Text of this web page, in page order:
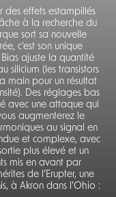
des effets estampillés
à la recherche du
sort sa nouvelle
c’est son unique
ajuste la quantité
silicium (les transistors
main pour un résultat
Des réglages bas
avec une attaque qui
augmenterez le
au signal en
et complexe, avec
plus élevé et un
mis en avant par
de l’Erupter, une
à Akron dans l’Ohio :